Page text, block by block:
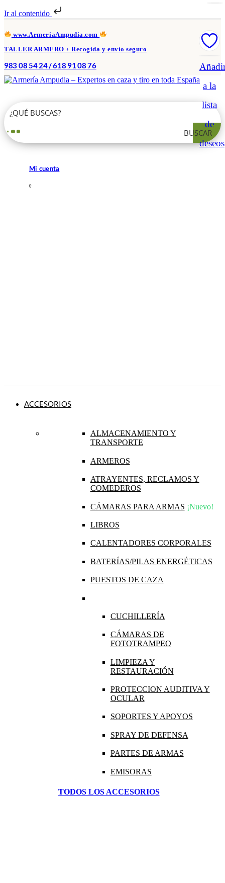
Ir al contenido
www.ArmeriaAmpudia.com
TALLER ARMERO + Recogida y envío seguro
983 08 54 24 / 618 91 08 76
BUSCAR
Mi cuenta
0
ACCESORIOS
ALMACENAMIENTO Y
TRANSPORTE
ARMEROS
ATRAYENTES, RECLAMOS Y
COMEDEROS
CÁMARAS PARA ARMAS ¡Nuevo!
LIBROS
CALENTADORES CORPORALES
BATERÍAS/PILAS ENERGÉTICAS
PUESTOS DE CAZA
CUCHILLERÍA
CÁMARAS DE
FOTOTRAMPEO
LIMPIEZA Y
RESTAURACIÓN
PROTECCION AUDITIVA Y
OCULAR
SOPORTES Y APOYOS
SPRAY DE DEFENSA
PARTES DE ARMAS
EMISORAS
TODOS LOS ACCESORIOS
a la
lista
de
deseos